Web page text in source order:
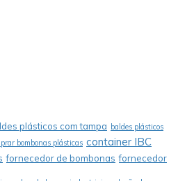
plásticos com tampa baldes plásticos
bombonas plásticas container IBC
fornecedor de bombonas fornecedor